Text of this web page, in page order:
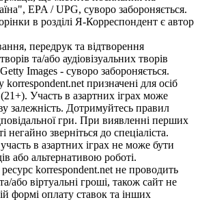
EPA / UPG, суворо забороняється.
в розділі Я-Корреспондент є автор
передрук та відтворення
та/або аудіовізуальних творів
Images - суворо забороняється.
korrespondent.net призначені для осіб
Участь в азартних іграх може
залежність. Дотримуйтесь правил
гри. При виявленні перших
негайно зверніться до спеціаліста.
в азартних іграх не може бути
або альтернативою роботі.
korrespondent.net не проводить
або віртуальні гроші, також сайт не
формі оплату ставок та інших